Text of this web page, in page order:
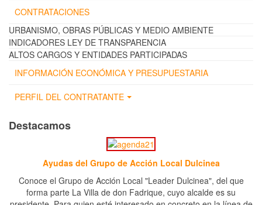
CONTRATACIONES
URBANISMO, OBRAS PÚBLICAS Y MEDIO AMBIENTE
INDICADORES LEY DE TRANSPARENCIA
ALTOS CARGOS Y ENTIDADES PARTICIPADAS
INFORMACIÓN ECONÓMICA Y PRESUPUESTARIA
PERFIL DEL CONTRATANTE
Destacamos
Ayudas del Grupo de Acción Local Dulcinea
Conoce el Grupo de Acción Local "Leader Dulcinea", del que
forma parte La Villa de don Fadrique, cuyo alcalde es su